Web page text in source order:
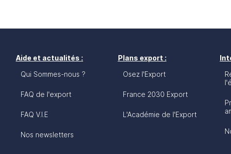
Aide et actualités :
Qui Sommes-nous ?
FAQ de l'export
FAQ V.I.E
Nos newsletters
Plans export :
Osez l'Export
France 2030 Export
L'Académie de l'Export